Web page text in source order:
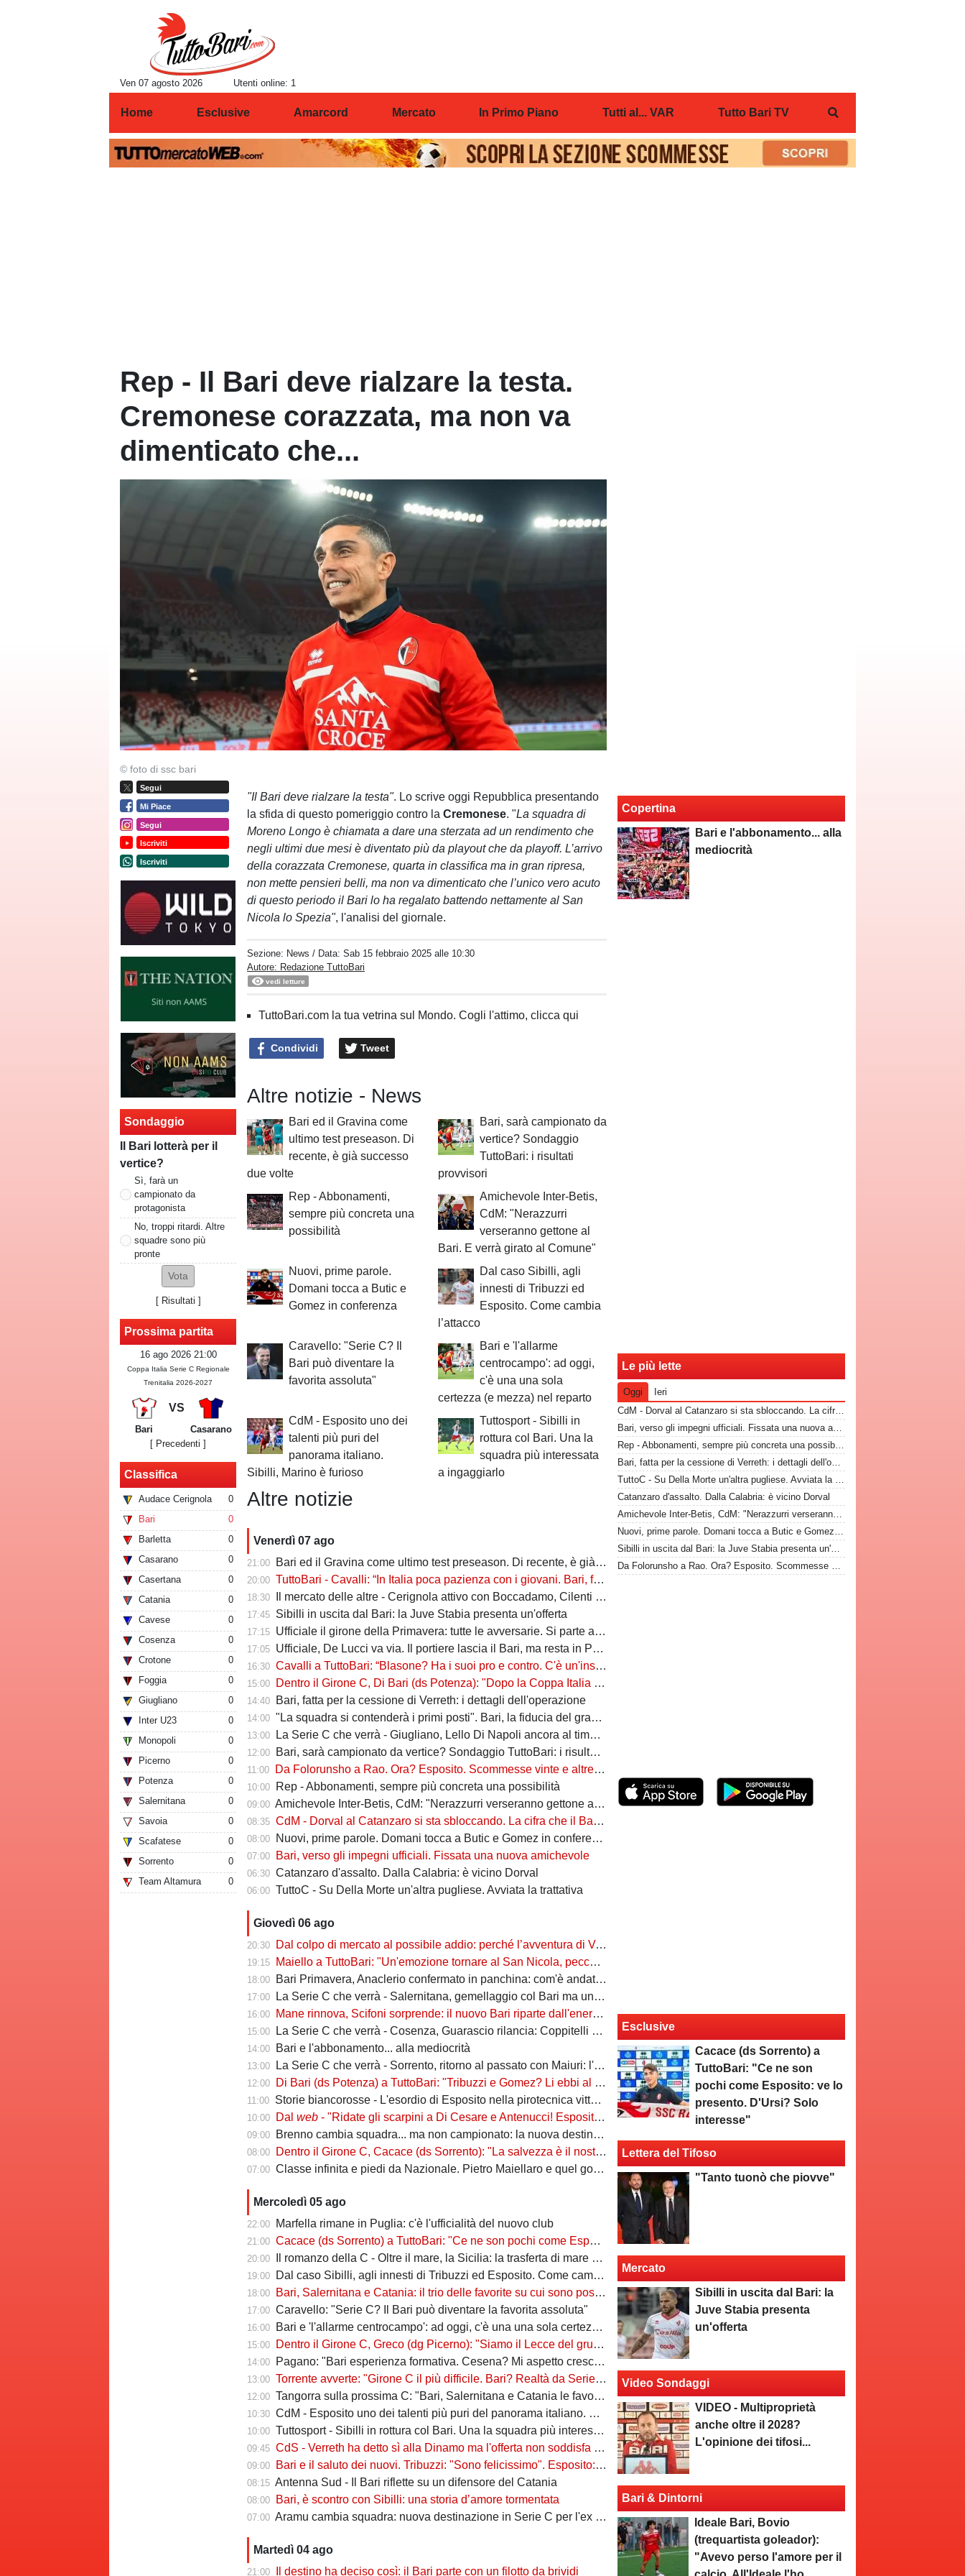
Ven 07 agosto 2026 Utenti online: 1
Home Esclusive Amarcord Mercato In Primo Piano Tutti al... VAR Tutto Bari TV
Rep - Il Bari deve rialzare la testa.
Cremonese corazzata, ma non va
dimenticato che...
© foto di ssc bari
Segui
Mi Piace
Segui
Iscriviti
Iscriviti
Sondaggio
Il Bari lotterà per il
vertice?
Sì, farà un
campionato da
protagonista
No, troppi ritardi. Altre
squadre sono più
pronte
[ Risultati ]
Prossima partita
16 ago 2026 21:00
Coppa Italia Serie C Regionale
Trenitalia 2026-2027
VS
Bari
Casarano
[ Precedenti ]
Classifica
Audace Cerignola
0
Bari
0
Barletta
0
Casarano
0
Casertana
0
Catania
0
Cavese
0
Cosenza
0
Crotone
0
Foggia
0
Giugliano
0
Inter U23
0
Monopoli
0
Picerno
0
Potenza
0
Salernitana
0
Savoia
0
Scafatese
0
Sorrento
0
Team Altamura
0
"Il Bari deve rialzare la testa". Lo scrive oggi Repubblica presentando
la sfida di questo pomeriggio contro laCremonese. "La squadra di
Moreno Longo è chiamata a dare una sterzata ad un rendimento che
negli ultimi due mesi è diventato più da playout che da playoff. L’arrivo
della corazzata Cremonese, quarta in classifica ma in gran ripresa,
non mette pensieri belli, ma non va dimenticato che l’unico vero acuto
di questo periodo il Bari lo ha regalato battendo nettamente al San
Nicola lo Spezia", l'analisi del giornale.
Sezione: News / Data:Sab 15 febbraio 2025 alle 10:30
Autore: Redazione TuttoBari
vedi letture
TuttoBari.com la tua vetrina sul Mondo. Cogli l'attimo, clicca qui
Condividi Tweet
Altre notizie - News
Bari ed il Gravina come
ultimo test preseason. Di
recente, è già successo
due volte
Bari, sarà campionato da
vertice? Sondaggio
TuttoBari: i risultati
provvisori
Rep - Abbonamenti,
sempre più concreta una
possibilità
Amichevole Inter-Betis,
CdM: "Nerazzurri
verseranno gettone al
Bari. E verrà girato al Comune"
Nuovi, prime parole.
Domani tocca a Butic e
Gomez in conferenza
Dal caso Sibilli, agli
innesti di Tribuzzi ed
Esposito. Come cambia
l’attacco
Caravello: "Serie C? Il
Bari può diventare la
favorita assoluta"
Bari e 'l'allarme
centrocampo': ad oggi,
c'è una una sola
certezza (e mezza) nel reparto
CdM - Esposito uno dei
talenti più puri del
panorama italiano.
Sibilli, Marino è furioso
Tuttosport - Sibilli in
rottura col Bari. Una la
squadra più interessata
a ingaggiarlo
Altre notizie
Venerdì 07 ago
21:00 Bari ed il Gravina come ultimo test preseason. Di recente, è già successo due volte
20:00 TuttoBari - Cavalli: “In Italia poca pazienza con i giovani. Bari, fai la cosa più bella: ti spiego come”
18:30 Il mercato delle altre - Cerignola attivo con Boccadamo, Cilenti e Padula. Casertana su Antonio Ferrara. Della Morte piace al Foggia
17:45 Sibilli in uscita dal Bari: la Juve Stabia presenta un'offerta
17:15 Ufficiale il girone della Primavera: tutte le avversarie. Si parte a settembre
17:05 Ufficiale, De Lucci va via. Il portiere lascia il Bari, ma resta in Puglia
16:30 Cavalli a TuttoBari: “Blasone? Ha i suoi pro e contro. C'è un'insidia enorme: favoriti sì, ma non basta”
15:00 Dentro il Girone C, Di Bari (ds Potenza): "Dopo la Coppa Italia vinta, vogliamo infastidire ancora. Vi nomino qualche nostro giovane"
14:40 Bari, fatta per la cessione di Verreth: i dettagli dell'operazione
14:00 "La squadra si contenderà i primi posti". Bari, la fiducia del grande ex
13:00 La Serie C che verrà - Giugliano, Lello Di Napoli ancora al timone: il re delle salvezze vuole evitare un'altra stagione da brividi
12:00 Bari, sarà campionato da vertice? Sondaggio TuttoBari: i risultati provvisori
11:00 Da Folorunsho a Rao. Ora? Esposito. Scommesse vinte e altre perse sull'asse Napoli-Bari
10:00 Rep - Abbonamenti, sempre più concreta una possibilità
09:00 Amichevole Inter-Betis, CdM: "Nerazzurri verseranno gettone al Bari. E verrà girato al Comune"
08:35 CdM - Dorval al Catanzaro si sta sbloccando. La cifra che il Bari incasserebbe
08:00 Nuovi, prime parole. Domani tocca a Butic e Gomez in conferenza
07:00 Bari, verso gli impegni ufficiali. Fissata una nuova amichevole
06:30 Catanzaro d'assalto. Dalla Calabria: è vicino Dorval
06:00 TuttoC - Su Della Morte un'altra pugliese. Avviata la trattativa
Giovedì 06 ago
20:30 Dal colpo di mercato al possibile addio: perché l’avventura di Verreth al Bari non è mai davvero sbocciata
19:15 Maiello a TuttoBari: "Un'emozione tornare al San Nicola, peccato per il poco pubblico. Bari? Ben costruito"
18:00 Bari Primavera, Anaclerio confermato in panchina: com'è andata la scorsa stagione?
17:00 La Serie C che verrà - Salernitana, gemellaggio col Bari ma una sola missione: tornare subito in Serie B
16:00 Mane rinnova, Scifoni sorprende: il nuovo Bari riparte dall'energia verde
15:00 La Serie C che verrà - Cosenza, Guarascio rilancia: Coppitelli per riportare i lupi in Serie B
14:00 Bari e l'abbonamento... alla mediocrità
13:00 La Serie C che verrà - Sorrento, ritorno al passato con Maiuri: l'obiettivo è una salvezza senza affanni
12:00 Di Bari (ds Potenza) a TuttoBari: "Tribuzzi e Gomez? Li ebbi al Crotone. Alessio può fare più ruoli, Guido è una certezza"
11:00 Storie biancorosse - L'esordio di Esposito nella pirotecnica vittoria contro la Spal di De Rossi e Nainggolan
10:00 Dalweb - "Ridate gli scarpini a Di Cesare e Antenucci! Esposito? Forte, ma valorizziamo sempre giocatori del Napoli"
09:00 Brenno cambia squadra... ma non campionato: la nuova destinazione dell'ex Bari
08:00 Dentro il Girone C, Cacace (ds Sorrento): "La salvezza è il nostro scudetto, torniamo a casa dopo gennaio. Ecco la nostra forza"
07:00 Classe infinita e piedi da Nazionale. Pietro Maiellaro e quel gol da quaranta metri...
Mercoledì 05 ago
22:00 Marfella rimane in Puglia: c'è l'ufficialità del nuovo club
21:00 Cacace (ds Sorrento) a TuttoBari: "Ce ne son pochi come Esposito: ve lo presento. D'Ursi? Solo interesse"
20:00 Il romanzo della C - Oltre il mare, la Sicilia: la trasferta di mare e di vento
19:00 Dal caso Sibilli, agli innesti di Tribuzzi ed Esposito. Come cambia l’attacco
18:00 Bari, Salernitana e Catania: il trio delle favorite su cui sono poste le aspettative e gli obiettivi promozione
17:00 Caravello: "Serie C? Il Bari può diventare la favorita assoluta"
16:00 Bari e 'l'allarme centrocampo': ad oggi, c'è una una sola certezza (e mezza) nel reparto
15:00 Dentro il Girone C, Greco (dg Picerno): "Siamo il Lecce del gruppo, tra giovani e sostenibilità. Che impresa l'anno scorso!"
14:00 Pagano: "Bari esperienza formativa. Cesena? Mi aspetto crescita"
13:00 Torrente avverte: "Girone C il più difficile. Bari? Realtà da Serie A"
12:00 Tangorra sulla prossima C: "Bari, Salernitana e Catania le favorite. Subito dopo altre due"
10:30 CdM - Esposito uno dei talenti più puri del panorama italiano. Sibilli, Marino è furioso
10:00 Tuttosport - Sibilli in rottura col Bari. Una la squadra più interessata a ingaggiarlo
09:45 CdS - Verreth ha detto sì alla Dinamo ma l'offerta non soddisfa il Bari. Della Morte, niente conferme
09:00 Bari e il saluto dei nuovi. Tribuzzi: "Sono felicissimo". Esposito: "Ci vediamo al San Nicola"
08:15 Antenna Sud - Il Bari riflette su un difensore del Catania
08:00 Bari, è scontro con Sibilli: una storia d’amore tormentata
07:00 Aramu cambia squadra: nuova destinazione in Serie C per l'ex Bari
Martedì 04 ago
21:00 Il destino ha deciso così: il Bari parte con un filotto da brividi
Copertina
Bari e l'abbonamento... alla
mediocrità
Le più lette
Oggi
Ieri
CdM - Dorval al Catanzaro si sta sbloccando. La cifra che il Bari incasserebbe
Bari, verso gli impegni ufficiali. Fissata una nuova amichevole
Rep - Abbonamenti, sempre più concreta una possibilità
Bari, fatta per la cessione di Verreth: i dettagli dell'operazione
TuttoC - Su Della Morte un'altra pugliese. Avviata la trattativa
Catanzaro d'assalto. Dalla Calabria: è vicino Dorval
Amichevole Inter-Betis, CdM: "Nerazzurri verseranno gettone al Bari. E verrà girato al Comune"
Nuovi, prime parole. Domani tocca a Butic e Gomez in conferenza
Sibilli in uscita dal Bari: la Juve Stabia presenta un'offerta
Da Folorunsho a Rao. Ora? Esposito. Scommesse vinte e altre perse sull'asse Napoli-Bari
Esclusive
Cacace (ds Sorrento) a
TuttoBari: "Ce ne son
pochi come Esposito: ve lo
presento. D'Ursi? Solo
interesse"
Lettera del Tifoso
"Tanto tuonò che piovve"
Mercato
Sibilli in uscita dal Bari: la
Juve Stabia presenta
un'offerta
Video Sondaggi
VIDEO - Multiproprietà
anche oltre il 2028?
L'opinione dei tifosi...
Bari & Dintorni
Ideale Bari, Bovio
(trequartista goleador):
"Avevo perso l'amore per il